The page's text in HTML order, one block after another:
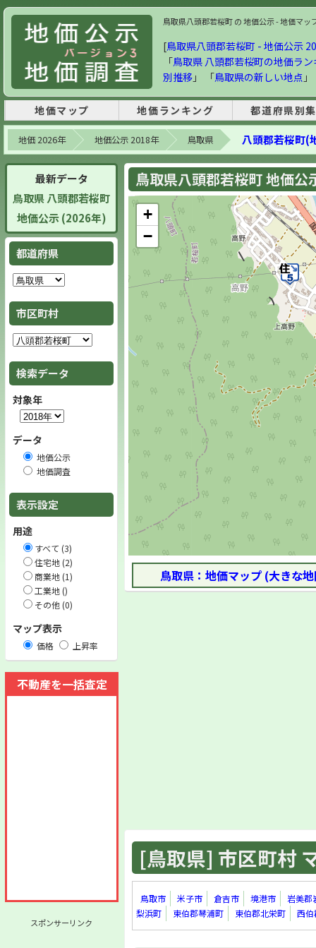
鳥取県八頭郡若桜町 の 地価公示 - 地価マ
[鳥取県八頭郡若桜町 - 地価公示
「鳥取県 八頭郡若桜町の地価ラ
別推移 」 「鳥取県の新しい地点
地価マップ 地価ランキング 都道府県別
地価 2026年 地価公示 2018年 鳥取県 八頭郡若桜町(
最新データ
鳥取県 八頭郡若桜町
地価公示 (2026年)
都道府県
市区町村
検索データ
対象年
データ
地価公示
地価調査
表示設定
用途
すべて (3)
住宅地 (2)
商業地 (1)
工業地 ()
その他 (0)
マップ表示
価格 上昇率
不動産を一括査定
スポンサーリンク
鳥取県八頭郡若桜町 地価
+
−
鳥取県：地価マップ (大きな
[鳥取県] 市区町村
鳥取市 米子市 倉吉市 境港市
岩美郡
梨浜町
東伯郡琴浦町 東伯郡北栄町 西伯